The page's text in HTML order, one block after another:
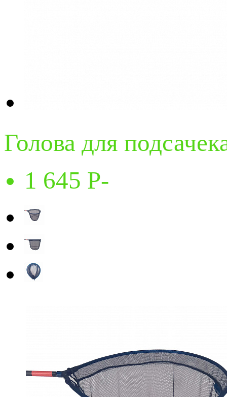
Голова для
1 645 P-